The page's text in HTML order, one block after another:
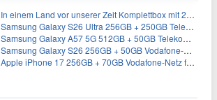
In einem Land vor unserer Zeit Komplettbox mit 27 DVDs für 59,49€
Samsung Galaxy S26 Ultra 256GB + 250GB Telekom-Netz für 34€/Monat (effektiv 5,42€/Monat)
Samsung Galaxy A57 5G 512GB + 50GB Telekom-Netz für 20€/Monat (effektiv 3,33€/Monat)
Samsung Galaxy S26 256GB + 50GB Vodafone-Netz für 19,99€/Monat (effektiv 1,26€/Monat)
Apple iPhone 17 256GB + 70GB Vodafone-Netz für 34,99€/Monat (effektiv 6,41€/Monat)